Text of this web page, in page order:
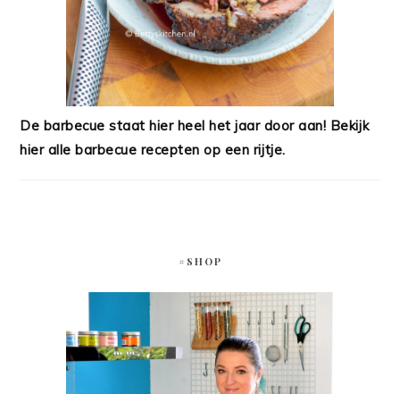
De barbecue staat hier heel het jaar door aan! Bekijk
hier alle barbecue recepten op een rijtje.
#SHOP